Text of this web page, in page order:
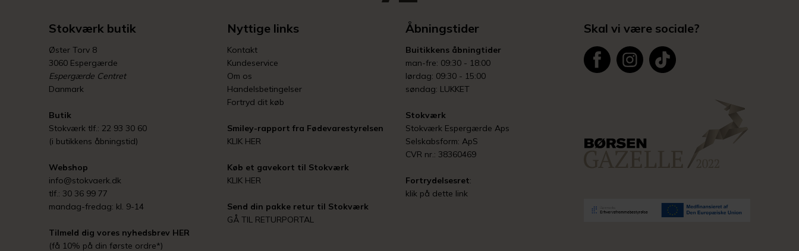
Stokværk butik
Øster Torv 8
3060 Espergærde
Espergærde Centret
Danmark
Butik
Stokværk tlf.: 22 93 30 60
(i butikkens åbningstid)
Webshop
info@stokvaerk.dk
tlf.: 30 36 99 77
mandag-fredag: kl. 9-14
Tilmeld dig vores nyhedsbrev HER
(få 10% på din første ordre*)
Nyttige links
Kontakt
Kundeservice
Om os
Handelsbetingelser
Fortryd dit køb
Smiley-rapport fra Fødevarestyrelsen
KLIK HER
Køb et gavekort til Stokværk
KLIK HER
Send din pakke retur til Stokværk
GÅ TIL RETURPORTAL
Åbningstider
Buitikkens åbningtider
man-fre: 09:30 - 18:00
lørdag: 09:30 - 15:00
søndag: LUKKET
Stokværk
Stokværk Espergærde Aps
Selskabsform: ApS
CVR nr.: 38360469
Fortrydelsesret:
klik på dette link
Skal vi være sociale?